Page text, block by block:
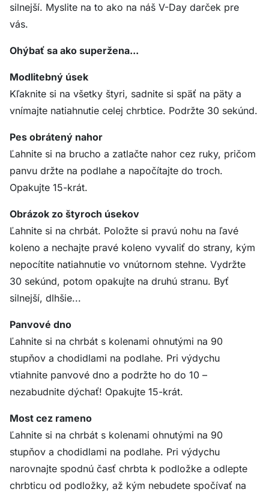
silnejší. Myslite na to ako na náš V-Day darček pre
vás.
Ohýbať sa ako superžena...
Modlitebný úsek
Kľaknite si na všetky štyri, sadnite si späť na päty a
vnímajte natiahnutie celej chrbtice. Podržte 30 sekúnd.
Pes obrátený nahor
Ľahnite si na brucho a zatlačte nahor cez ruky, pričom
panvu držte na podlahe a napočítajte do troch.
Opakujte 15-krát.
Obrázok zo štyroch úsekov
Ľahnite si na chrbát. Položte si pravú nohu na ľavé
koleno a nechajte pravé koleno vyvaliť do strany, kým
nepocítite natiahnutie vo vnútornom stehne. Vydržte
30 sekúnd, potom opakujte na druhú stranu. Byť
silnejší, dlhšie...
Panvové dno
Ľahnite si na chrbát s kolenami ohnutými na 90
stupňov a chodidlami na podlahe. Pri výdychu
vtiahnite panvové dno a podržte ho do 10 –
nezabudnite dýchať! Opakujte 15-krát.
Most cez rameno
Ľahnite si na chrbát s kolenami ohnutými na 90
stupňov a chodidlami na podlahe. Pri výdychu
narovnajte spodnú časť chrbta k podložke a odlepte
chrbticu od podložky, až kým nebudete spočívať na